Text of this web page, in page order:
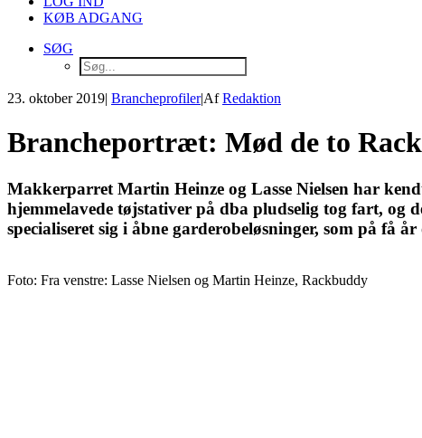
KØB ADGANG
SØG
23. oktober 2019| Brancheprofiler|AfRedaktion
Brancheportræt: Mød de to
Makkerparret Martin Heinze og Lasse Nielsen har
hjemmelavede tøjstativer på dba pludselig tog fart, og
specialiseret sig i åbne garderobeløsninger, som på få
Foto: Fra venstre: Lasse Nielsen og Martin Heinze, Rackbuddy